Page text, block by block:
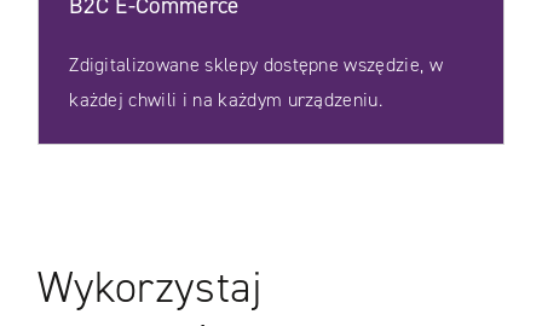
Zdigitalizowane sklepy dostępne wszędzie, w
każdej chwili i na każdym urządzeniu.
Wykorzystaj